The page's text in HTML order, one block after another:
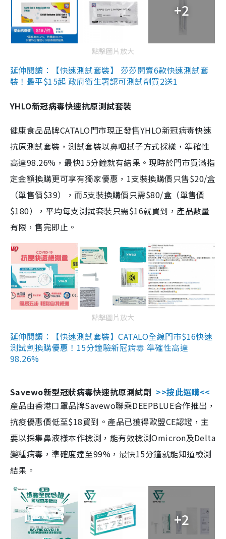
+2
點擊圖片放大
延伸閱讀：【快速測試套裝】 莎莎開賣6款快速測試套
裝！最平$15起 政府衛生署認可測試劑買2送1
YHLO新冠病毒快速抗原測試套裝
健康食品品牌CATALO門市現正發售YHLO新冠病毒快速
抗原測試套裝，測試套裝以鼻咽拭子方式採樣，準確性
高達98.26%，最快15分鐘就有結果。現時於門市買滿指
定金額換購更可享有獨家優惠，1支裝換購價只售$20/盒
（單售價$39），而5支裝換購價只需$80/盒（單售價
$180），平均每支測試套裝只需$16就買到，產品數量
有限，售完即止。
點擊圖片放大
延伸閱讀：【快速測試套裝】CATALO全線門市$16快速
測試劑換購優惠！15分鐘驗新冠病毒 準確性高達
98.26%
Savewo新型冠狀病毒快速抗原測試劑 >>按此選購<<
產品由香港口罩品牌Savewo聯乘DEEPBLUE合作推出，
抗疫優惠價低至$18買到。產品已獲得歐盟CE認證，主
要以採集鼻液樣本作檢測，能有效檢測Omicron及Delta
變種病毒，準確度達至99%，最快15分鐘就能知道檢測
結果。
+2